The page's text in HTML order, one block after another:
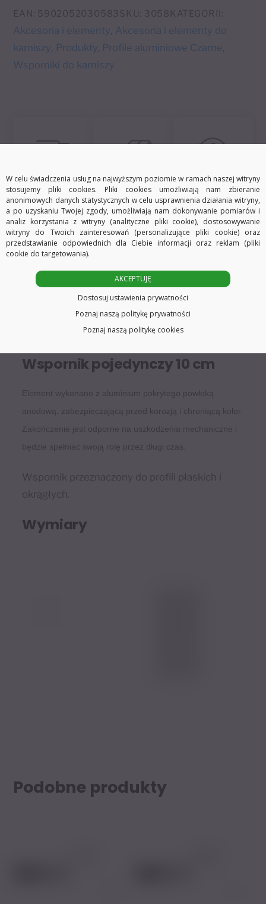
alu/black
e
r
n
EAN: 5902052030583 SKU: 3058 KATEGORII:
Akcesoria i elementy Akcesoria i elementy do
karniszy Produkty Profile aluminiowe Czarne
Wsporniki do karniszy
Darmowa dostawa Szybka wysyłka 30 dni na zwrot
Opis Informacje dodatkowe
Wspornik pojedynczy 10 cm
Element wykonano z aluminium pokrytego powłoką
anodową, zabezpieczającą przed korozją i chroniącą kolor.
Zakończenie jest odporne na uszkodzenia mechaniczne i
będzie spełniać swoją rolę przez długi czas.
Wspornik przeznaczony do profili płaskich i
okrągłych.
Wymiary
Podobne produkty
W celu świadczenia usług na najwyższym poziomie w ramach naszej witryny
stosujemy pliki cookies. Pliki cookies umożliwiają nam zbieranie
anonimowych danych statystycznych w celu usprawnienia działania witryny,
a po uzyskaniu Twojej zgody, umożliwiają nam dokonywanie pomiarów i
analiz korzystania z witryny (analityczne pliki cookie), dostosowywanie
witryny do Twoich zainteresowań (personalizujące pliki cookie) oraz
przedstawianie odpowiednich dla Ciebie informacji oraz reklam (pliki
cookie do targetowania).
AKCEPTUJĘ
Dostosuj ustawienia prywatności
Poznaj naszą politykę prywatności
Poznaj naszą politykę cookies